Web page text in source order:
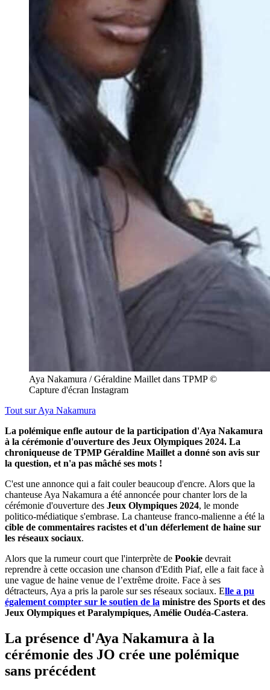
Aya Nakamura / Géraldine Maillet dans TPMP ©
Capture d'écran Instagram
Tout surAya Nakamura
La polémique enfle autour de la participation d'Aya Nakamura
à la cérémonie d'ouverture des Jeux Olympiques 2024. La
chroniqueuse de TPMP Géraldine Maillet a donné son avis sur
la question, et n'a pas mâché ses mots !
C'est une annonce qui a fait couler beaucoup d'encre. Alors que la
chanteuse Aya Nakamura a été annoncée pour chanter lors de la
cérémonie d'ouverture des Jeux Olympiques 2024, le monde
politico-médiatique s'embrase. La chanteuse franco-malienne a été la
cible de commentaires racistes et d'un déferlement de haine sur
les réseaux sociaux.
Alors que la rumeur court que l'interprète de Pookie devrait
reprendre à cette occasion une chanson d'Edith Piaf, elle a fait face à
une vague de haine venue de l’extrême droite. Face à ses
détracteurs, Aya a pris la parole sur ses réseaux sociaux. Elle a pu
également compter sur le soutien de la ministre des Sports et des
Jeux Olympiques et Paralympiques, Amélie Oudéa-Castera.
La présence d'Aya Nakamura à la
cérémonie des JO crée une polémique
sans précédent